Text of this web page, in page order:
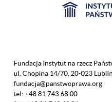
Fundacja Instytut na rzecz
ul. Chopina 14/70, 20-023 Lublin
fundacja@panstwoprawa.org
tel: +48 81 743 68 00